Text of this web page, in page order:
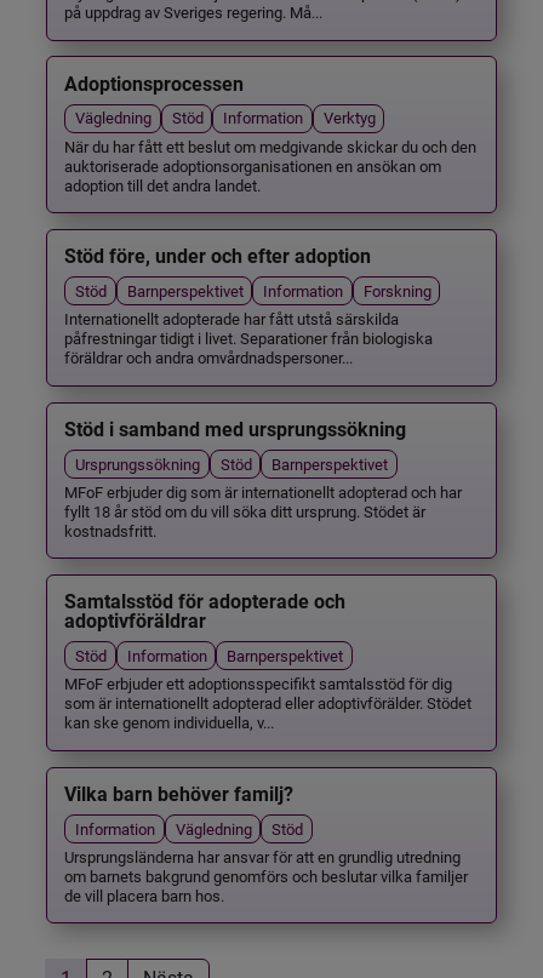
på uppdrag av Sveriges regering. Må...
Adoptionsprocessen
Vägledning Stöd Information
Verktyg
När du har fått ett beslut om medgivande skickar du och den
auktoriserade adoptionsorganisationen en ansökan om
adoption till det andra landet.
Stöd före, under och efter adoption
Stöd Barnperspektivet Information
Forskning
Internationellt adopterade har fått utstå särskilda
påfrestningar tidigt i livet. Separationer från biologiska
föräldrar och andra omvårdnadspersoner...
Stöd i samband med ursprungssökning
Ursprungssökning Stöd
Barnperspektivet
MFoF erbjuder dig som är internationellt adopterad och har
fyllt 18 år stöd om du vill söka ditt ursprung. Stödet är
kostnadsfritt.
Samtalsstöd för adopterade och
adoptivföräldrar
Stöd Information
Barnperspektivet
MFoF erbjuder ett adoptionsspecifikt samtalsstöd för dig
som är internationellt adopterad eller adoptivförälder. Stödet
kan ske genom individuella, v...
Vilka barn behöver familj?
Information Vägledning
Stöd
Ursprungsländerna har ansvar för att en grundlig utredning
om barnets bakgrund genomförs och beslutar vilka familjer
de vill placera barn hos.